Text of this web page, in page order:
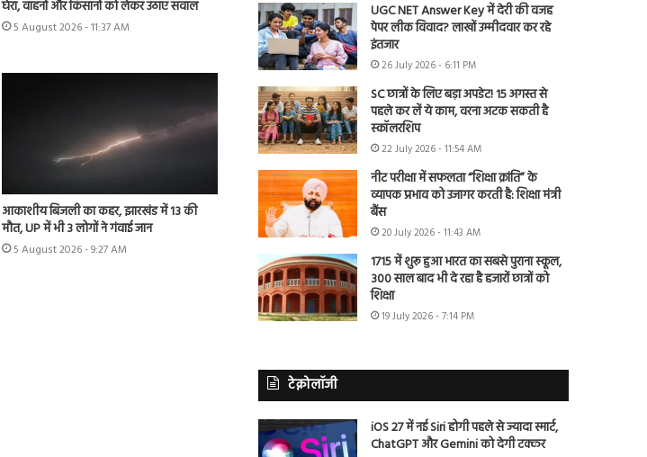
घेरा, वाहनों और किसानों को लेकर उठाए सवाल
5 August 2026 - 11:37 AM
आकाशीय बिजली का कहर, झारखंड में 13 की
मौत, UP में भी 3 लोगों ने गंवाई जान
5 August 2026 - 9:27 AM
UGC NET Answer Key में देरी की वजह
पेपर लीक विवाद? लाखों उम्मीदवार कर रहे
इंतजार
26 July 2026 - 6:11 PM
SC छात्रों के लिए बड़ा अपडेट! 15 अगस्त से
पहले कर लें ये काम, वरना अटक सकती है
स्कॉलरशिप
22 July 2026 - 11:54 AM
नीट परीक्षा में सफलता “शिक्षा क्रांति” के
व्यापक प्रभाव को उजागर करती है: शिक्षा मंत्री
बैंस
20 July 2026 - 11:43 AM
1715 में शुरू हुआ भारत का सबसे पुराना स्कूल,
300 साल बाद भी दे रहा है हजारों छात्रों को
शिक्षा
19 July 2026 - 7:14 PM
टेक्नोलॉजी
iOS 27 में नई Siri होगी पहले से ज्यादा स्मार्ट,
ChatGPT और Gemini को देगी टक्कर